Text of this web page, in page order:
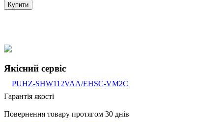
Купити
Якісний сервіс
Гарантія якості
Повернення товару протягом 30 днів